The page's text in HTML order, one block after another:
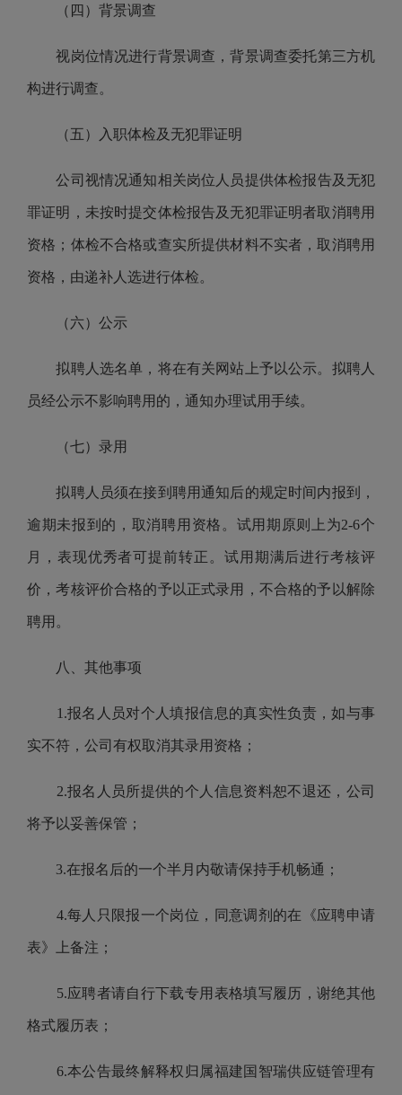
（四）背景调查
视岗位情况进行背景调查，背景调查委托第三方机
构进行调查。
（五）入职体检及无犯罪证明
公司 视情况通知相关岗位人员提供体检报告及无犯
罪证明，未按时提交体检报告及无犯罪证明者取消聘用
资格；体检不合格或查实所提供材料不实者，取消聘用
资格，由递补人选进行体检。
（六）公示
拟聘人选名单，将在有关网站上予以公示。拟聘人
员经公示不影响聘用的，通知办理试用手续。
（七）录用
拟聘人员须在接到聘用通知后的规定时间内报到，
逾期未报到的，取消聘用资格。试用期原则 上 为2-6个
月，表现优秀者可提前转正。试用期满后进行考核评
价，考核评价合格的予以正式录用，不合格的予以解除
聘用。
八、其他事项
1.报名人员对个人填报信息的真实性负责，如与事
实不符，公司有权取消其录用资格；
2.报名人员所提供的个人信息资料恕不退还，公司
将予以妥善保管；
3.在报名后的一个半月内敬请保持手机畅通；
4.每人只限报一个岗位，同意调剂的在《应聘申请
表》上备注；
5.应聘者请自行下载专用表格填写履历，谢绝其他
格式履历表；
6.本公告最终解释权归属福建国智瑞供应链管理有